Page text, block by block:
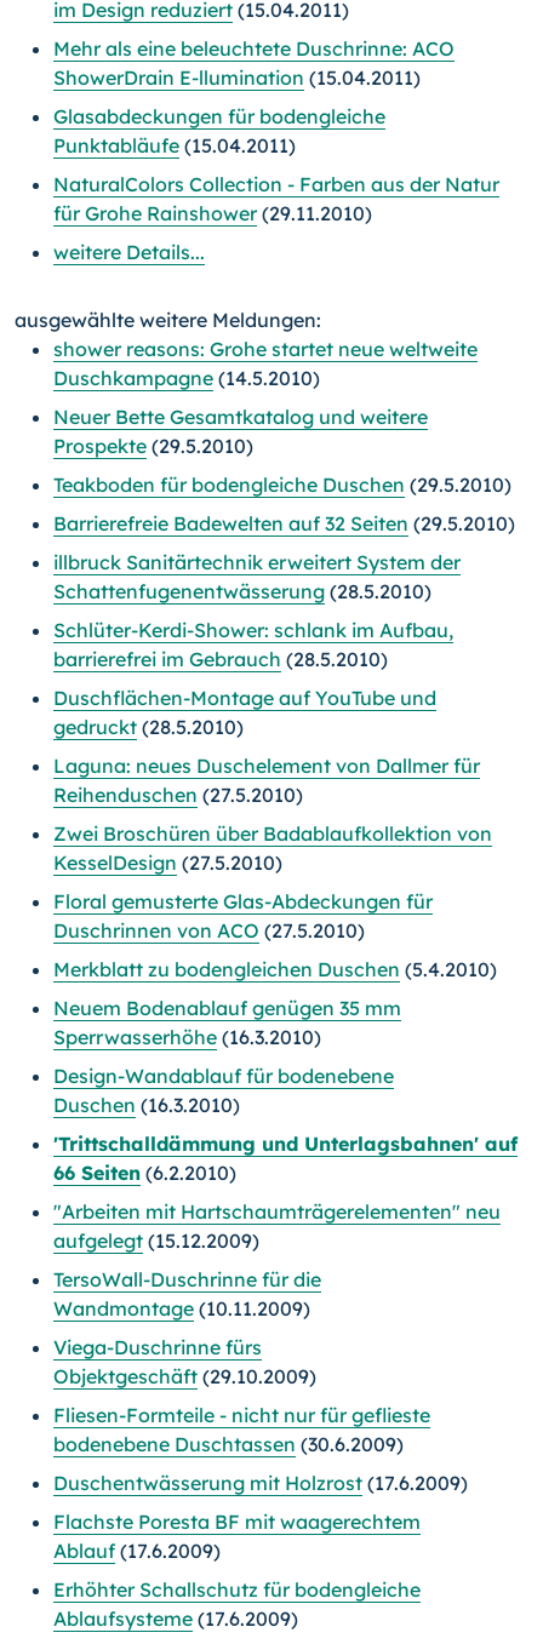
im Design reduziert (15.04.2011)
Mehr als eine beleuchtete Duschrinne: ACO
ShowerDrain E-llumination (15.04.2011)
Glasabdeckungen für bodengleiche
Punktabläufe (15.04.2011)
NaturalColors Collection - Farben aus der Natur
für Grohe Rainshower(29.11.2010)
weitere Details...
ausgewählte weitere Meldungen:
shower reasons: Grohe startet neue weltweite
Duschkampagne (14.5.2010)
Neuer Bette Gesamtkatalog und weitere
Prospekte (29.5.2010)
Teakboden für bodengleiche Duschen (29.5.2010)
Barrierefreie Badewelten auf 32 Seiten (29.5.2010)
illbruck Sanitärtechnik erweitert System der
Schattenfugenentwässerung (28.5.2010)
Schlüter-Kerdi-Shower: schlank im Aufbau,
barrierefrei im Gebrauch (28.5.2010)
Duschflächen-Montage auf YouTube und
gedruckt (28.5.2010)
Laguna: neues Duschelement von Dallmer für
Reihenduschen (27.5.2010)
Zwei Broschüren über Badablaufkollektion von
KesselDesign (27.5.2010)
Floral gemusterte Glas-Abdeckungen für
Duschrinnen von ACO (27.5.2010)
Merkblatt zu bodengleichen Duschen (5.4.2010)
Neuem Bodenablauf genügen 35 mm
Sperrwasserhöhe (16.3.2010)
Design-Wandablauf für bodenebene
Duschen (16.3.2010)
'Trittschalldämmung und Unterlagsbahnen' auf
66 Seiten (6.2.2010)
"Arbeiten mit Hartschaumträgerelementen" neu
aufgelegt (15.12.2009)
TersoWall-Duschrinne für die
Wandmontage (10.11.2009)
Viega-Duschrinne fürs
Objektgeschäft (29.10.2009)
Fliesen-Formteile - nicht nur für geflieste
bodenebene Duschtassen (30.6.2009)
Duschentwässerung mit Holzrost (17.6.2009)
Flachste Poresta BF mit waagerechtem
Ablauf (17.6.2009)
Erhöhter Schallschutz für bodengleiche
Ablaufsysteme (17.6.2009)